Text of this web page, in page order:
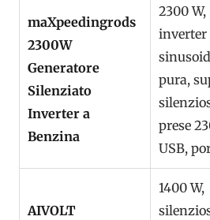
maXpeedingrods
2300W
Generatore
Silenziato
Inverter a
Benzina
2300 W,
inverter
pura,
prese
USB,
AIVOLT
1400 W,